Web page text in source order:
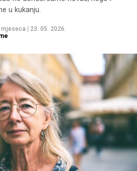
u kukanju.
mjeseca
23. 05. 2026.